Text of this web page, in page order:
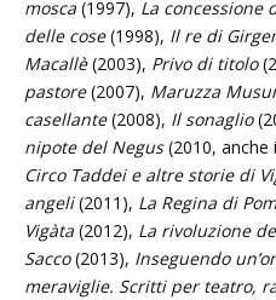
mosca (1997), La concessione
delle cose(1998), Il re di
Macallè(2003), Privo di titolo
pastore(2007), Maruzza
casellante(2008), Il sonaglio
nipote del Negus(2010, anche
Circo Taddei e altre storie di
angeli(2011), La Regina di
Vigàta (2012), La rivoluzione
Sacco(2013), Inseguendo
meraviglie. Scritti per teatro,